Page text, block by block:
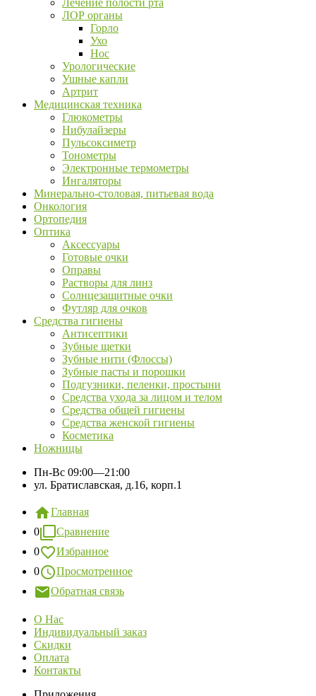
Лечение полости рта
ЛОР органы
Горло
Ухо
Нос
Урологические
Ушные капли
Артрит
Медицинская техника
Глюкометры
Нибулайзеры
Пульсоксиметр
Тонометры
Электронные термометры
Ингаляторы
Минерально-столовая, питьевая вода
Онкология
Ортопедия
Оптика
Аксессуары
Готовые очки
Оправы
Растворы для линз
Солнцезащитные очки
Футляр для очков
Средства гигиены
Антисептики
Зубные щетки
Зубные нити (Флоссы)
Зубные пасты и порошки
Подгузники, пеленки, простыни
Средства ухода за лицом и телом
Средства общей гигиены
Средства женской гигиены
Косметика
Ножницы
Пн-Вс 09:00—21:00
ул. Братиславская, д.16, корп.1
Главная
0
Сравнение
0
Избранное
0
Просмотренное
Обратная связь
О Нас
Индивидуальный заказ
Скидки
Оплата
Контакты